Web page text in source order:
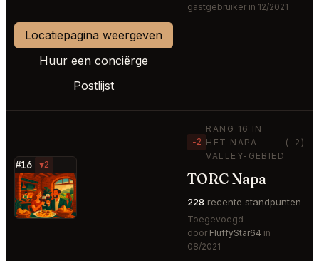
gastgebruiker in 12/2021
Locatiepagina weergeven
Huur een conciërge
Postlijst
#16 ▼2
⭐
−2
RANG 16 IN
HET NAPA
VALLEY-GEBIED
(-2)
TORC Napa
228 recente standpunten
Toegevoegd
door FluffyStar64 in
08/2021